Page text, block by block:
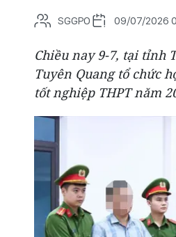
SGGPO 09/07/2026
Chiều nay 9-7, tại tỉnh
Tuyên Quang tổ chức
tốt nghiệp THPT năm